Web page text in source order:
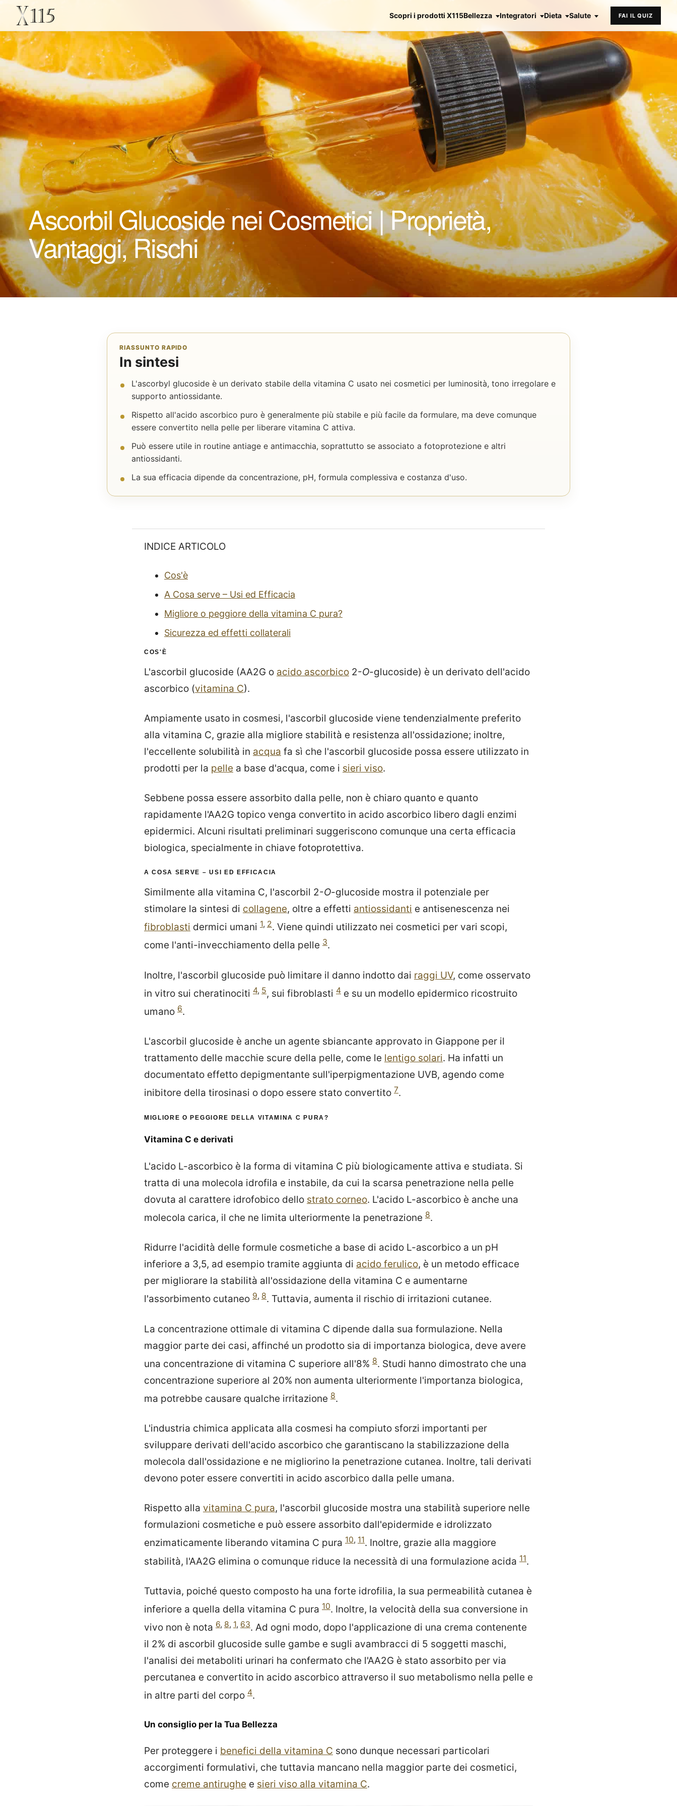
Scopri i prodotti X115Bellezza Integratori Dieta Salute FAI IL QUIZ
Ascorbil Glucoside nei Cosmetici | Proprietà,
Vantaggi, Rischi
RIASSUNTO RAPIDO
In sintesi
L'ascorbyl glucoside è un derivato stabile della vitamina C usato nei cosmetici per luminosità, tono irregolare e
supporto antiossidante.
Rispetto all'acido ascorbico puro è generalmente più stabile e più facile da formulare, ma deve comunque
essere convertito nella pelle per liberare vitamina C attiva.
Può essere utile in routine antiage e antimacchia, soprattutto se associato a fotoprotezione e altri
antiossidanti.
La sua efficacia dipende da concentrazione, pH, formula complessiva e costanza d'uso.
INDICE ARTICOLO
Cos'è
A Cosa serve – Usi ed Efficacia
Migliore o peggiore della vitamina C pura?
Sicurezza ed effetti collaterali
COS'È
L'ascorbil glucoside (AA2G o acido ascorbico 2-O-glucoside) è un derivato dell'acido
ascorbico (vitamina C).
Ampiamente usato in cosmesi, l'ascorbil glucoside viene tendenzialmente preferito
alla vitamina C, grazie alla migliore stabilità e resistenza all'ossidazione; inoltre,
l'eccellente solubilità in acqua fa sì che l'ascorbil glucoside possa essere utilizzato in
prodotti per la pelle a base d'acqua, come i sieri viso.
Sebbene possa essere assorbito dalla pelle, non è chiaro quanto e quanto
rapidamente l'AA2G topico venga convertito in acido ascorbico libero dagli enzimi
epidermici. Alcuni risultati preliminari suggeriscono comunque una certa efficacia
biologica, specialmente in chiave fotoprotettiva.
A COSA SERVE – USI ED EFFICACIA
Similmente alla vitamina C, l'ascorbil 2-O-glucoside mostra il potenziale per
stimolare la sintesi di collagene, oltre a effetti antiossidanti e antisenescenza nei
fibroblasti dermici umani 1, 2. Viene quindi utilizzato nei cosmetici per vari scopi,
come l'anti-invecchiamento della pelle 3.
Inoltre, l'ascorbil glucoside può limitare il danno indotto dai raggi UV, come osservato
in vitro sui cheratinociti 4, 5, sui fibroblasti 4 e su un modello epidermico ricostruito
umano 6.
L'ascorbil glucoside è anche un agente sbiancante approvato in Giappone per il
trattamento delle macchie scure della pelle, come le lentigo solari. Ha infatti un
documentato effetto depigmentante sull'iperpigmentazione UVB, agendo come
inibitore della tirosinasi o dopo essere stato convertito 7.
MIGLIORE O PEGGIORE DELLA VITAMINA C PURA?
Vitamina C e derivati
L'acido L-ascorbico è la forma di vitamina C più biologicamente attiva e studiata. Si
tratta di una molecola idrofila e instabile, da cui la scarsa penetrazione nella pelle
dovuta al carattere idrofobico dello strato corneo. L'acido L-ascorbico è anche una
molecola carica, il che ne limita ulteriormente la penetrazione 8.
Ridurre l'acidità delle formule cosmetiche a base di acido L-ascorbico a un pH
inferiore a 3,5, ad esempio tramite aggiunta di acido ferulico, è un metodo efficace
per migliorare la stabilità all'ossidazione della vitamina C e aumentarne
l'assorbimento cutaneo 9, 8. Tuttavia, aumenta il rischio di irritazioni cutanee.
La concentrazione ottimale di vitamina C dipende dalla sua formulazione. Nella
maggior parte dei casi, affinché un prodotto sia di importanza biologica, deve avere
una concentrazione di vitamina C superiore all'8% 8. Studi hanno dimostrato che una
concentrazione superiore al 20% non aumenta ulteriormente l'importanza biologica,
ma potrebbe causare qualche irritazione 8.
L'industria chimica applicata alla cosmesi ha compiuto sforzi importanti per
sviluppare derivati ​​dell'acido ascorbico che garantiscano la stabilizzazione della
molecola dall'ossidazione e ne migliorino la penetrazione cutanea. Inoltre, tali derivati
devono poter essere convertiti in acido ascorbico dalla pelle umana.
Rispetto alla vitamina C pura, l'ascorbil glucoside mostra una stabilità superiore nelle
formulazioni cosmetiche e può essere assorbito dall'epidermide e idrolizzato
enzimaticamente liberando vitamina C pura 10, 11. Inoltre, grazie alla maggiore
stabilità, l'AA2G elimina o comunque riduce la necessità di una formulazione acida 11.
Tuttavia, poiché questo composto ha una forte idrofilia, la sua permeabilità cutanea è
inferiore a quella della vitamina C pura 10. Inoltre, la velocità della sua conversione in
vivo non è nota 6, 8, 1, 63. Ad ogni modo, dopo l'applicazione di una crema contenente
il 2% di ascorbil glucoside sulle gambe e sugli avambracci di 5 soggetti maschi,
l'analisi dei metaboliti urinari ha confermato che l'AA2G è stato assorbito per via
percutanea e convertito in acido ascorbico attraverso il suo metabolismo nella pelle e
in altre parti del corpo 4.
Un consiglio per la Tua Bellezza
Per proteggere i benefici della vitamina C sono dunque necessari particolari
accorgimenti formulativi, che tuttavia mancano nella maggior parte dei cosmetici,
come creme antirughe e sieri viso alla vitamina C.